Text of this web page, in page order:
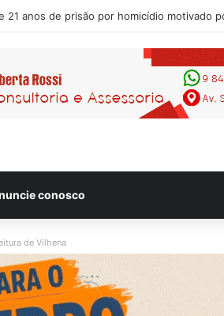
portal e reflexão sobre trajetória da Lei
conosco
de Vilhena